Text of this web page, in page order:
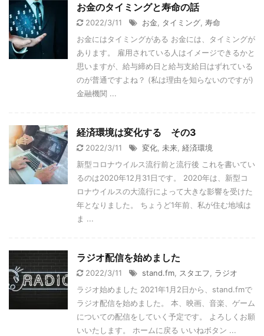
お金のタイミングと寿命の話
2022/3/11 お金 タイミング 寿命
お金にはタイミングがある お金には、タイミングが
あります。 雇用されている人はイメージできるかと
思いますが、給与締め日と給与支給日はずれている
のが普通ですよね？ (私は理由を知らないのですが)
金融機関 ...
経済環境は変化する その3
2022/3/11 変化 未来 経済環境
新型コロナウイルス流行前と流行後 これを書いてい
るのは2020年12月31日です。 2020年は、新型コ
ロナウイルスの大流行によって大きな影響を受けた
年となりました。 ちょうど1年前、私が住む地域は
ま ...
ラジオ配信を始めました
2022/3/11 stand.fm スタエフ
ラジオ
ラジオ始めました 2021年1月2日から、stand.fmで
ラジオ配信を始めました。 本、映画、音楽、ゲーム
についての配信をしていく予定です。 よろしくお願
いいたします。 ホームに戻る いいねボタン ...